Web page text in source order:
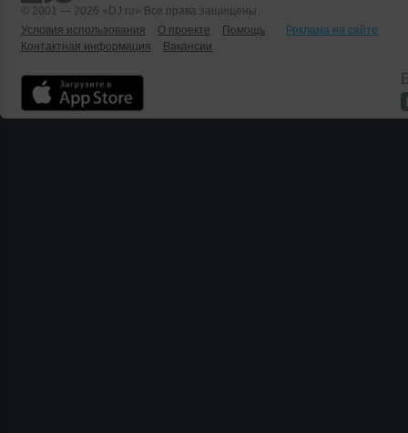
© 2001 — 2026 «DJ.ru» Все права защищены.
Условия использования
О проекте Помощь
Реклама на сайте
Контактная информация
Вакансии